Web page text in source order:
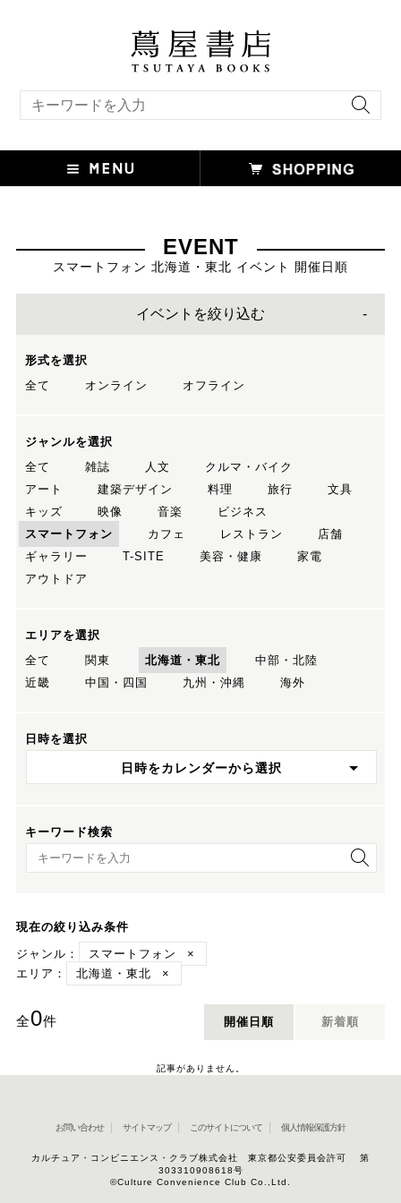
EVENT
スマートフォン 北海道・東北 イベント 開催日順
イベントを絞り込む
形式を選択
全て
オンライン オフライン
ジャンルを選択
全て
雑誌 人文
クルマ・バイク
アート
建築デザイン 料理 旅行
文具
キッズ
映像 音楽
ビジネス
スマートフォン
カフェ レストラン
店舗
ギャラリー
T-SITE 美容・健康
家電
アウトドア
エリアを選択
全て
関東 北海道・東北
中部・北陸
近畿
中国・四国 九州・沖縄 海外
日時を選択
日時をカレンダーから選択
キーワード検索
キーワード検索
現在の絞り込み条件
ジャンル：
スマートフォン
×
エリア：
北海道・東北 ×
全0件 開催日順 新着順
記事がありません。
お問い合わせ サイトマップ このサイトについて 個人情報保護方針
カルチュア・コンビニエンス・クラブ株式会社 東京都公安委員会許可 第
303310908618号
©Culture Convenience Club Co.,Ltd.